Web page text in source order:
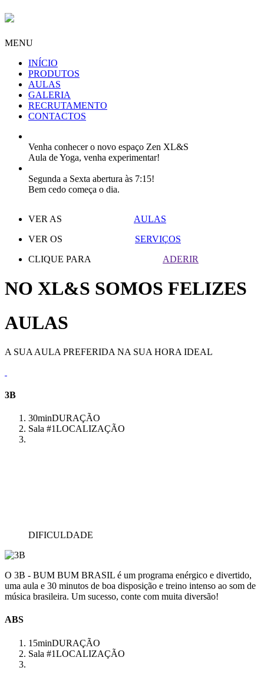
MENU
INÍCIO
PRODUTOS
AULAS
GALERIA
RECRUTAMENTO
CONTACTOS
Venha conhecer o novo espaço Zen XL&S
Aula de Yoga, venha experimentar!
Segunda a Sexta abertura às 7:15!
Bem cedo começa o dia.
VER AS
AULAS
VER OS
SERVIÇOS
CLIQUE PARA
ADERIR
NO XL&S SOMOS FELIZES
AULAS
A SUA AULA PREFERIDA NA SUA HORA IDEAL
3B
30minDURAÇÃO
Sala #1LOCALIZAÇÃO
DIFICULDADE
O 3B - BUM BUM BRASIL é um programa enérgico e divertido,
uma aula e 30 minutos de boa disposição e treino intenso ao som de
música brasileira. Um sucesso, conte com muita diversão!
ABS
15minDURAÇÃO
Sala #1LOCALIZAÇÃO